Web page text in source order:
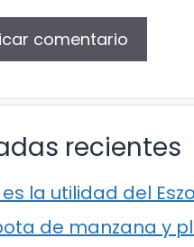
recientes
la utilidad del
de manzana y